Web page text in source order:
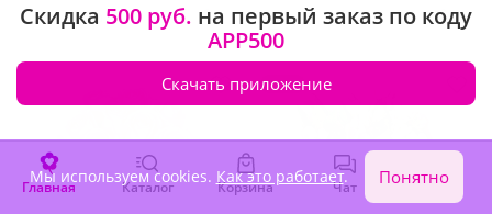
2 330 ₽ 2 570 ₽
Акция
Главная Каталог Корзина Чат Войти
Скидка 500 руб. на первый заказ по коду
APP500
Скачать приложение
Мы используем cookies. Как это работает. Понятно